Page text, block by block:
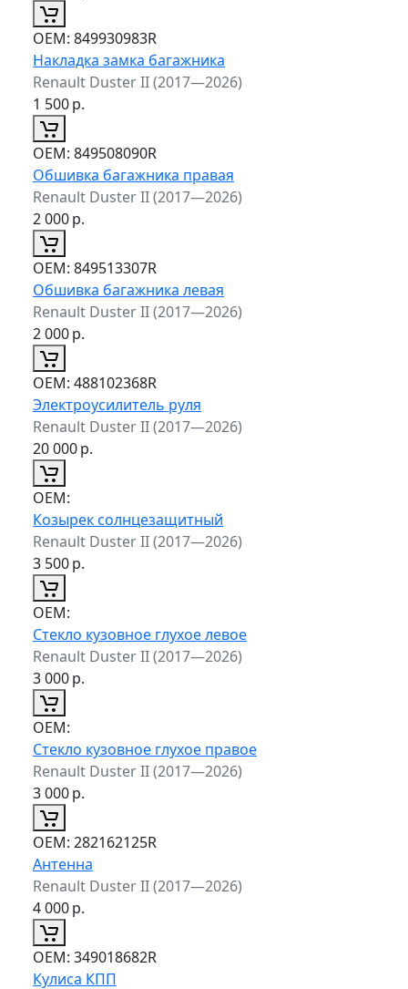
ОЕМ: 849930983R
Накладка замка багажника
Renault Duster II (2017—2026)
1 500р.
ОЕМ: 849508090R
Обшивка багажника правая
Renault Duster II (2017—2026)
2 000р.
ОЕМ: 849513307R
Обшивка багажника левая
Renault Duster II (2017—2026)
2 000р.
ОЕМ: 488102368R
Электроусилитель руля
Renault Duster II (2017—2026)
20 000р.
ОЕМ:
Козырек солнцезащитный
Renault Duster II (2017—2026)
3 500р.
ОЕМ:
Стекло кузовное глухое левое
Renault Duster II (2017—2026)
3 000р.
ОЕМ:
Стекло кузовное глухое правое
Renault Duster II (2017—2026)
3 000р.
ОЕМ: 282162125R
Антенна
Renault Duster II (2017—2026)
4 000р.
ОЕМ: 349018682R
Кулиса КПП